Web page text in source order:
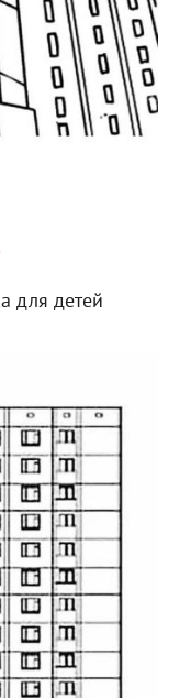
для детей